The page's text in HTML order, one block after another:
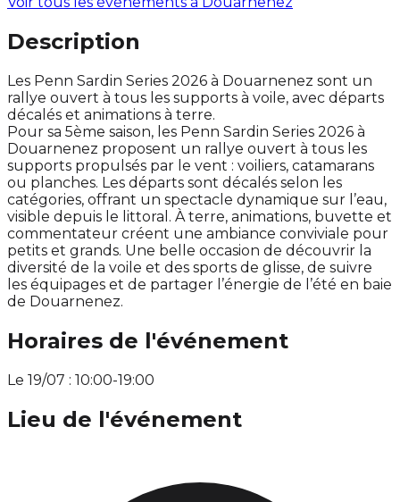
Description
Les Penn Sardin Series 2026 à Douarnenez sont un
rallye ouvert à tous les supports à voile, avec départs
décalés et animations à terre.
Pour sa 5ème saison, les Penn Sardin Series 2026 à
Douarnenez proposent un rallye ouvert à tous les
supports propulsés par le vent : voiliers, catamarans
ou planches. Les départs sont décalés selon les
catégories, offrant un spectacle dynamique sur l’eau,
visible depuis le littoral. À terre, animations, buvette et
commentateur créent une ambiance conviviale pour
petits et grands. Une belle occasion de découvrir la
diversité de la voile et des sports de glisse, de suivre
les équipages et de partager l’énergie de l’été en baie
de Douarnenez.
Horaires de l'événement
Le 19/07 : 10:00-19:00
Lieu de l'événement